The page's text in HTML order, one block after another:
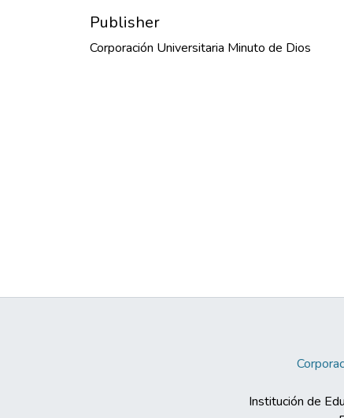
Publisher
Corporación Universitaria Minuto de Dios
Institución de